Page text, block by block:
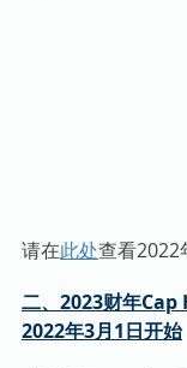
请在此处查看2022
二、2023财年Cap
2022年3月1日开始